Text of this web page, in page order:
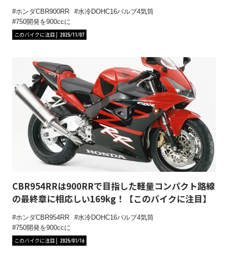
ホンダCBR900RR
水冷DOHC16バルブ4気筒
750開発を900ccに
このバイクに注目
2025/11/07
CBR954RRは900RRで目指した軽量コンパクト路線
の最終章に相応しい169kg！【このバイクに注目】
ホンダCBR954RR
水冷DOHC16バルブ4気筒
750開発を900ccに
このバイクに注目
2025/01/16